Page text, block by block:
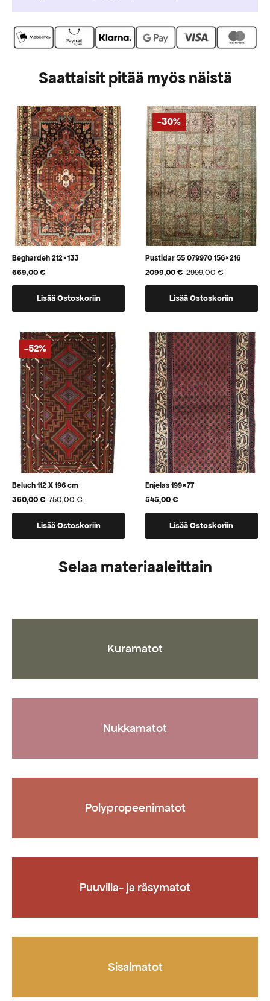
Saattaisit pitää myös näistä
Beghardeh 212×133
669,00€
Lisää Ostoskoriin
-30%
Pustidar 55 079970 156×216
2999,00€
Alkuperäinen
hinta
2099,00€
Nykyinen
hinta
Lisää Ostoskoriin
-52%
Beluch 112 X 196 cm
750,00€
Alkuperäinen
hinta
360,00€
Nykyinen
hinta
Lisää Ostoskoriin
Enjelas 199×77
545,00€
Lisää Ostoskoriin
Selaa materiaaleittain
Kuramatot
Nukkamatot
Polypropeenimatot
Puuvilla- ja räsymatot
Sisalmatot